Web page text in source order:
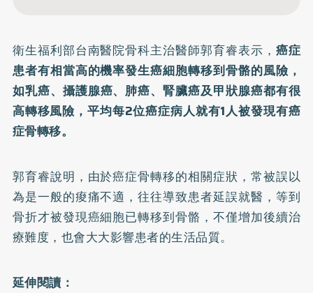
衛生福利部台南醫院骨科主治醫師郭育睿表示， 癌症
患者有相當高的機率發生癌細胞轉移到骨骼的風險，
如乳癌、 攝護腺癌、肺癌、腎臟癌及甲狀腺癌都有很
高轉移風險，平均每2位癌症病人就有1人被發現有癌
症骨轉移。
郭育睿說明，由於癌症骨轉移的相關症狀，常被誤以
為是一般的痠痛不適，往往導致患者延誤就醫，等到
骨折才被發現癌細胞已轉移到骨骼，不僅增加後續治
療難度，也會大大影響患者的生活品質。
延伸閱讀：